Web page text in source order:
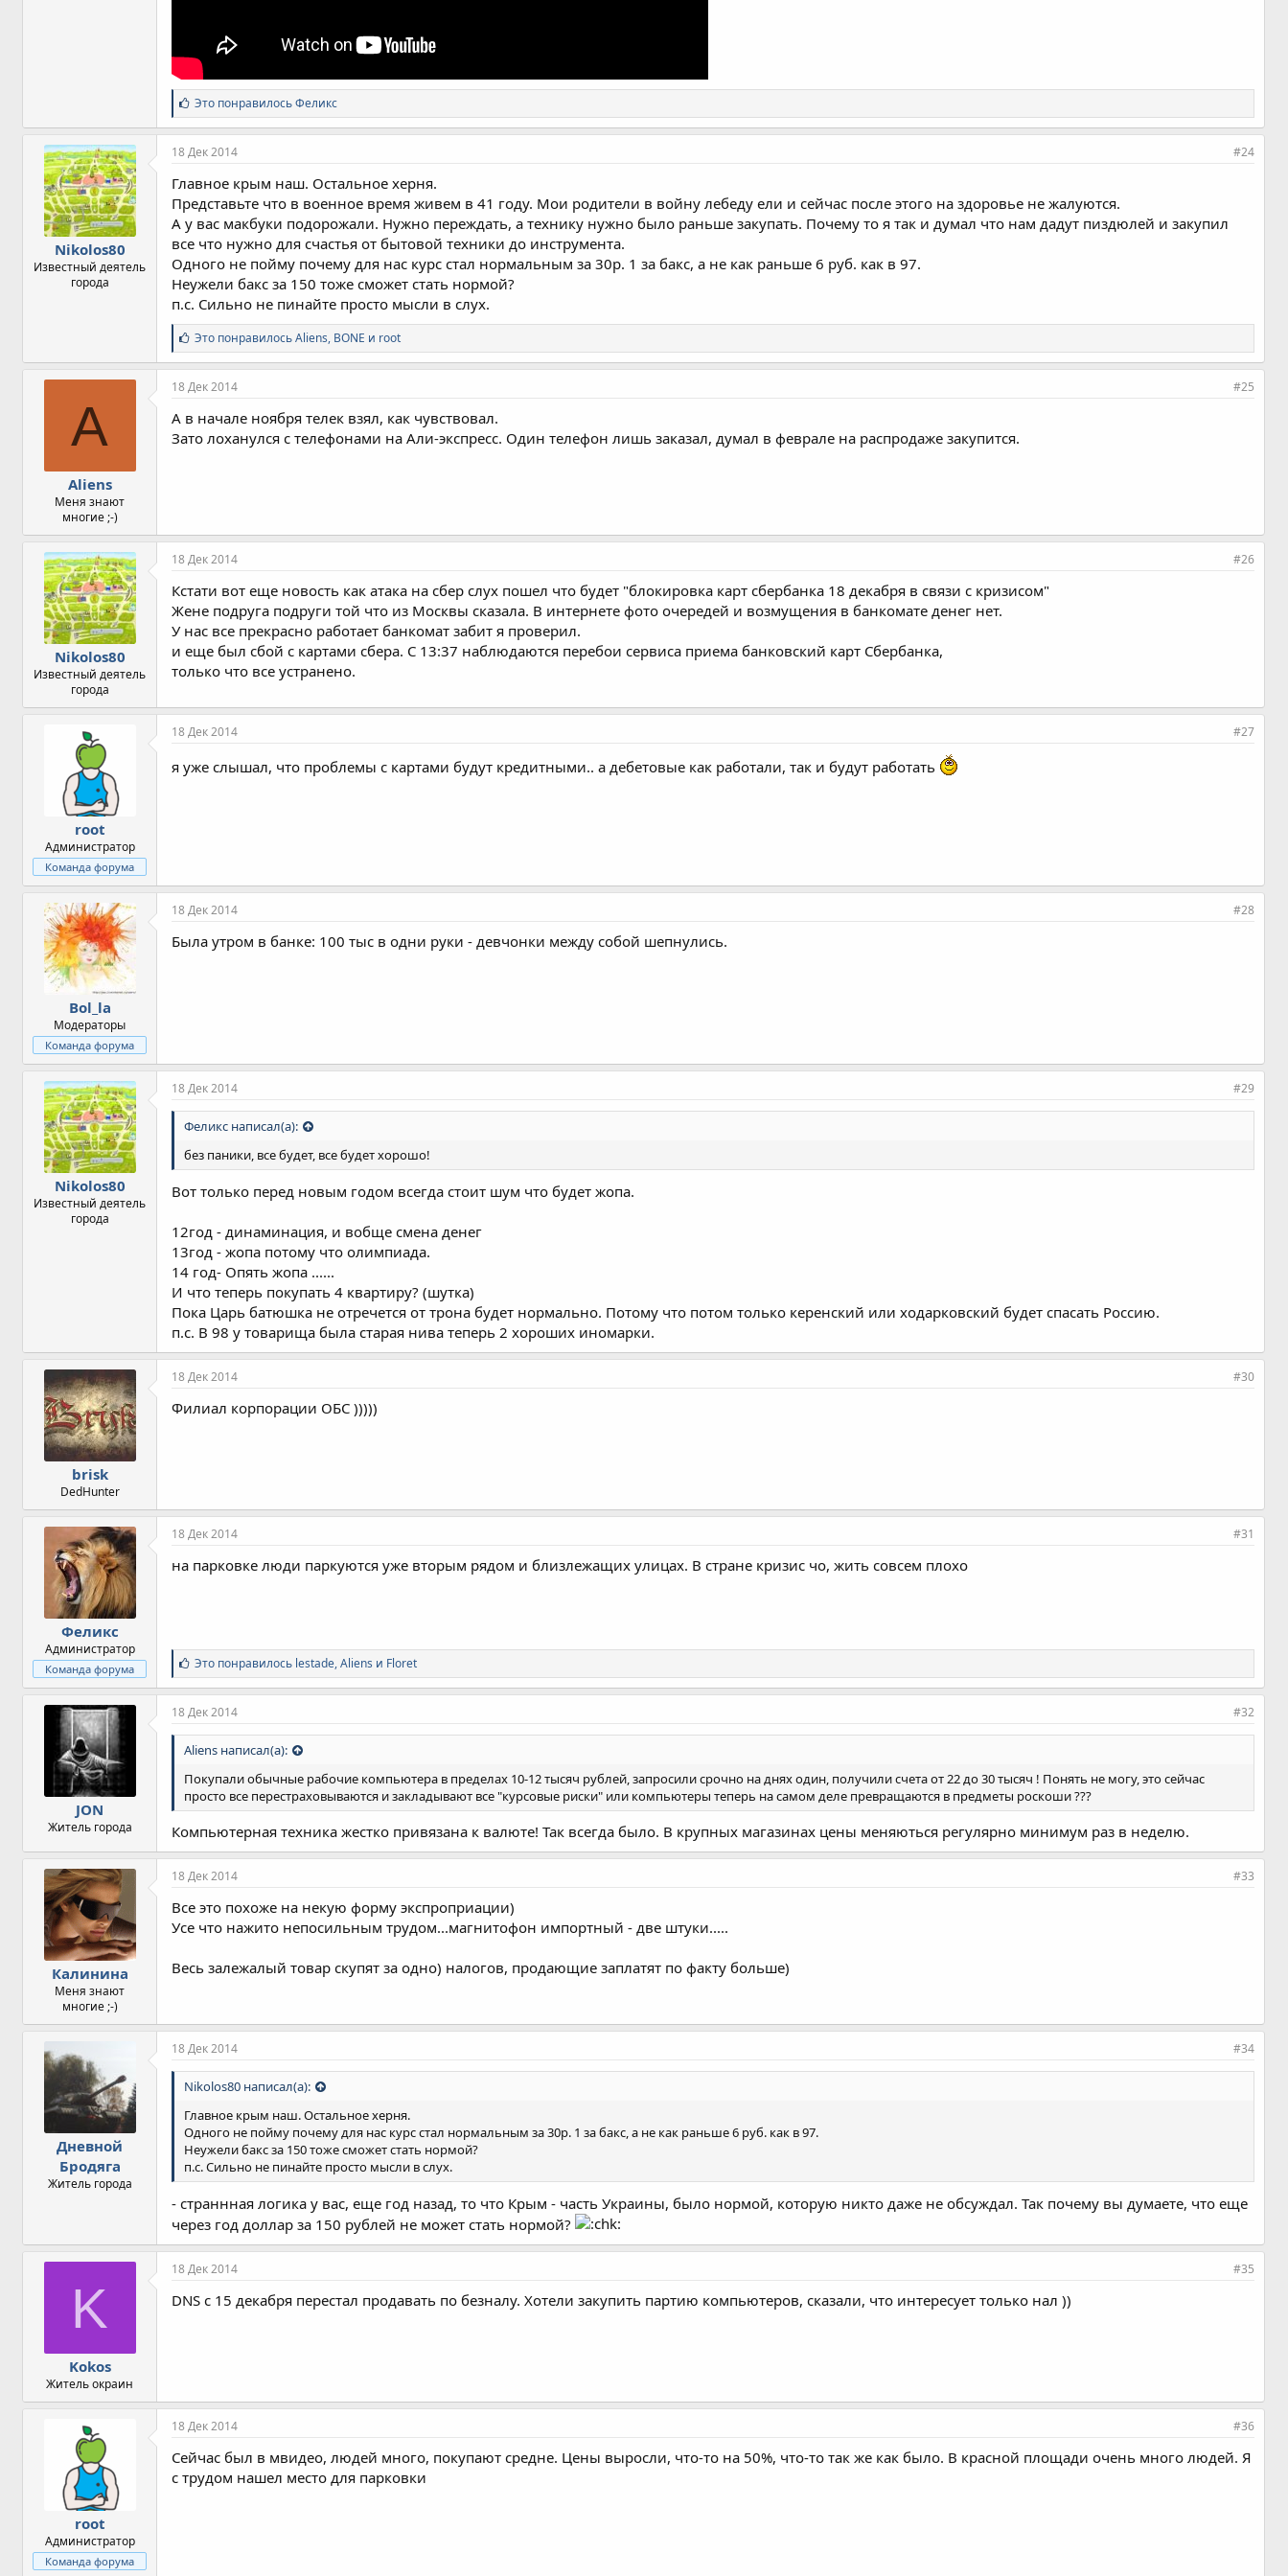
С
и
м
п
а
т
и
и
Это понравилосьФеликс
Nikolos80
Известный деятель
города
18 Дек 2014 #24
Главное крым наш. Остальное херня.
Представьте что в военное время живем в 41 году. Мои родители в войну лебеду ели и сейчас после этого на здоровье не жалуются.
А у вас макбуки подорожали. Нужно переждать, а технику нужно было раньше закупать. Почему то я так и думал что нам дадут пиздюлей и закупил
все что нужно для счастья от бытовой техники до инструмента.
Одного не пойму почему для нас курс стал нормальным за 30р. 1 за бакс, а не как раньше 6 руб. как в 97.
Неужели бакс за 150 тоже сможет стать нормой?
п.с. Сильно не пинайте просто мысли в слух.
С
и
м
п
а
т
и
и
Это понравилосьAliens, BONE и root
A
Aliens
Меня знают
многие ;-)
18 Дек 2014 #25
А в начале ноября телек взял, как чувствовал.
Зато лоханулся с телефонами на Али-экспресс. Один телефон лишь заказал, думал в феврале на распродаже закупится.
Nikolos80
Известный деятель
города
18 Дек 2014 #26
Кстати вот еще новость как атака на сбер слух пошел что будет "блокировка карт сбербанка 18 декабря в связи с кризисом"
Жене подруга подруги той что из Москвы сказала. В интернете фото очередей и возмущения в банкомате денег нет.
У нас все прекрасно работает банкомат забит я проверил.
и еще был сбой с картами сбера. С 13:37 наблюдаются перебои сервиса приема банковский карт Сбербанка,
только что все устранено.
root
Администратор
Команда форума
18 Дек 2014 #27
я уже слышал, что проблемы с картами будут кредитными.. а дебетовые как работали, так и будут работать
Bol_la
Модераторы
Команда форума
18 Дек 2014 #28
Была утром в банке: 100 тыс в одни руки - девчонки между собой шепнулись.
Nikolos80
Известный деятель
города
18 Дек 2014 #29
Феликс написал(а):
без паники, все будет, все будет хорошо!
Вот только перед новым годом всегда стоит шум что будет жопа.
12год - динаминация, и вобще смена денег
13год - жопа потому что олимпиада.
14 год- Опять жопа ......
И что теперь покупать 4 квартиру? (шутка)
Пока Царь батюшка не отречется от трона будет нормально. Потому что потом только керенский или ходарковский будет спасать Россию.
п.с. В 98 у товарища была старая нива теперь 2 хороших иномарки.
brisk
DedHunter
18 Дек 2014 #30
Филиал корпорации ОБС )))))
Феликс
Администратор
Команда форума
18 Дек 2014 #31
на парковке люди паркуются уже вторым рядом и близлежащих улицах. В стране кризис чо, жить совсем плохо
С
и
м
п
а
т
и
:
Это понравилось lestade,Aliens и Floret
JON
Житель города
18 Дек 2014 #32
Aliens написал(а):
Покупали обычные рабочие компьютера в пределах 10-12 тысяч рублей, запросили срочно на днях один, получили счета от 22 до 30 тысяч ! Понять не могу, это сейчас
просто все перестраховываются и закладывают все "курсовые риски" или компьютеры теперь на самом деле превращаются в предметы роскоши ???
Компьютерная техника жестко привязана к валюте! Так всегда было. В крупных магазинах цены меняються регулярно минимум раз в неделю.
Калинина
Меня знают
многие ;-)
18 Дек 2014 #33
Все это похоже на некую форму экспроприации)
Усе что нажито непосильным трудом...магнитофон импортный - две штуки.....
Весь залежалый товар скупят за одно) налогов, продающие заплатят по факту больше)
Дневной
Бродяга
Житель города
18 Дек 2014 #34
Nikolos80 написал(а):
Главное крым наш. Остальное херня.
Одного не пойму почему для нас курс стал нормальным за 30р. 1 за бакс, а не как раньше 6 руб. как в 97.
Неужели бакс за 150 тоже сможет стать нормой?
п.с. Сильно не пинайте просто мысли в слух.
- страннная логика у вас, еще год назад, то что Крым - часть Украины, было нормой, которую никто даже не обсуждал. Так почему вы думаете, что еще
через год доллар за 150 рублей не может стать нормой?
K
Kokos
Житель окраин
18 Дек 2014 #35
DNS с 15 декабря перестал продавать по безналу. Хотели закупить партию компьютеров, сказали, что интересует только нал ))
root
Администратор
Команда форума
18 Дек 2014 #36
Сейчас был в мвидео, людей много, покупают средне. Цены выросли, что-то на 50%, что-то так же как было. В красной площади очень много людей. Я
с трудом нашел место для парковки